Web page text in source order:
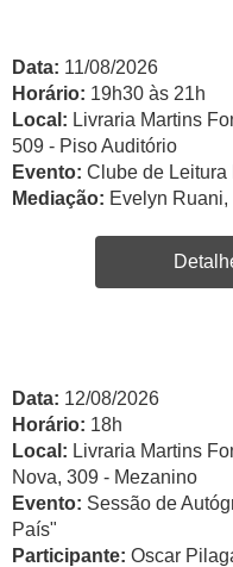
Data: 11/08/2026
Horário: 19h30 às 21h
Local: Livraria Martins
509 - Piso Auditório
Evento: Clube de Leitura
Mediação: Evelyn
Data: 12/08/2026
Horário: 18h
Local: Livraria Martins
Nova, 309 - Mezanino
Evento: Sessão de
País"
Participante: Oscar